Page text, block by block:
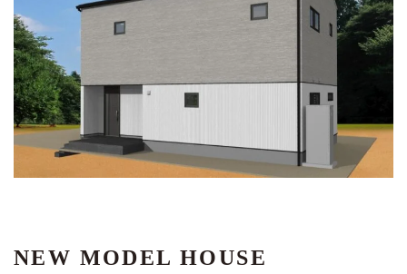
NEW MODEL HOUSE